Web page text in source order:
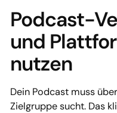
Podcast-
und
nutzen
Dein Podcast muss
Zielgruppe sucht. Das